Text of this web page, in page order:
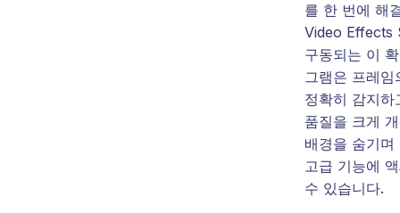
를 한 번에 해
Video Effects
구동되는 이
그램은 프레임
정확히 감지하
품질을 크게
배경을 숨기며
고급 기능에
수 있습니다.